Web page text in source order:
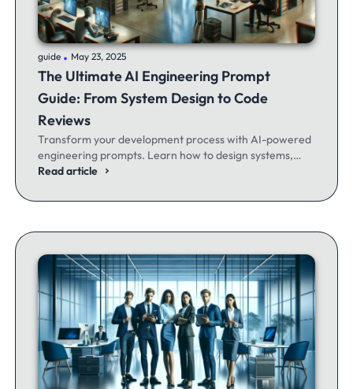
guide .May 23, 2025
The Ultimate AI Engineering Prompt
Guide: From System Design to Code
Reviews
Transform your development process with AI-powered
engineering prompts. Learn how to design systems,
optimize code, and build better software - whether
Read article